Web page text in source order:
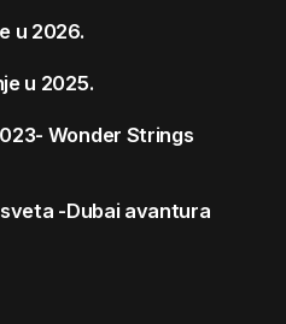
u 2026.
u 2025.
Wonder Strings
-Dubai avantura